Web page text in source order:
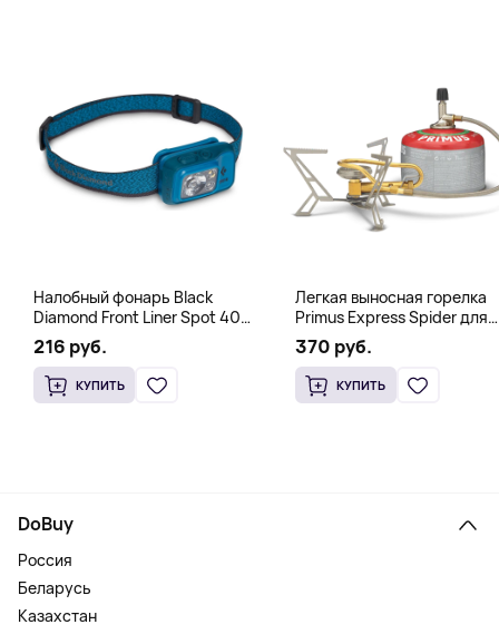
Налобный фонарь Black
Diamond Front Liner Spot 400-
R Azul, синий
216 руб.
КУПИТЬ
Легкая выносная горелка
Primus Express Spider для
быстрого кипячения,
стальной
370 руб.
КУПИТЬ
DoBuy
Россия
Беларусь
Казахстан